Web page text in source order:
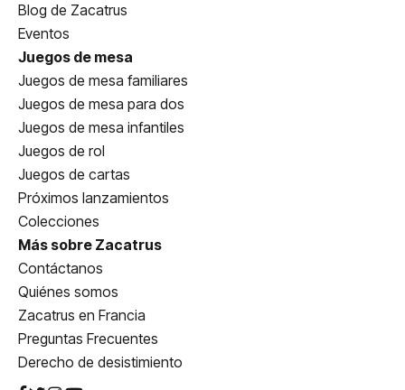
Blog de Zacatrus
Eventos
Juegos de mesa
Juegos de mesa familiares
Juegos de mesa para dos
Juegos de mesa infantiles
Juegos de rol
Juegos de cartas
Próximos lanzamientos
Colecciones
Más sobre Zacatrus
Contáctanos
Quiénes somos
Zacatrus en Francia
Preguntas Frecuentes
Derecho de desistimiento